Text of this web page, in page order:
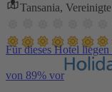
Tansania,
Für dieses Hotel
von 89% vor